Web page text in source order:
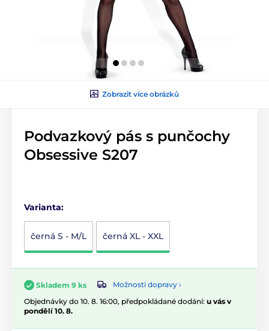
Zobrazit více obrázků
Podvazkový pás s punčochy
Obsessive S207
Varianta:
černá S - M/L černá XL - XXL
Skladem 9 ks
Možnosti dopravy ›
Objednávky do 10. 8. 16:00, předpokládané dodání: u vás v
pondělí 10. 8.